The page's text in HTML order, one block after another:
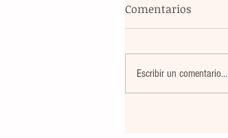
Comentarios
Escribir un comentario...